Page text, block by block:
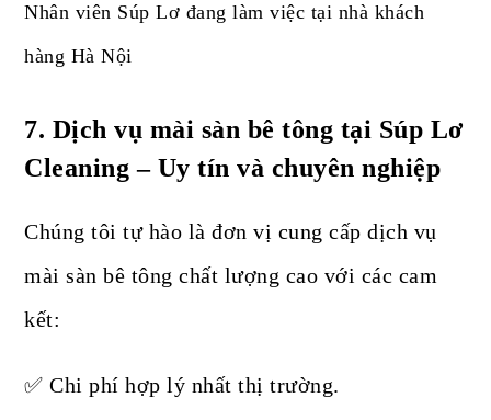
Nhân viên Súp Lơ đang làm việc tại nhà khách
hàng Hà Nội
7. Dịch vụ mài sàn bê tông tại Súp Lơ
Cleaning – Uy tín và chuyên nghiệp
Chúng tôi tự hào là đơn vị cung cấp dịch vụ
mài sàn bê tông chất lượng cao với các cam
kết:
✅ Chi phí hợp lý nhất thị trường.